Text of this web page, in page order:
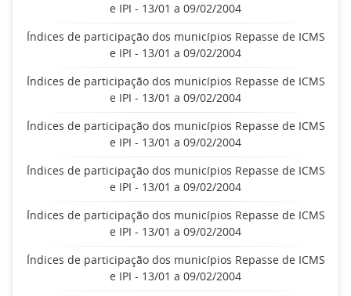
e IPI - 13/01 a 09/02/2004
Índices de participação dos municípios Repasse de ICMS
e IPI - 13/01 a 09/02/2004
Índices de participação dos municípios Repasse de ICMS
e IPI - 13/01 a 09/02/2004
Índices de participação dos municípios Repasse de ICMS
e IPI - 13/01 a 09/02/2004
Índices de participação dos municípios Repasse de ICMS
e IPI - 13/01 a 09/02/2004
Índices de participação dos municípios Repasse de ICMS
e IPI - 13/01 a 09/02/2004
Índices de participação dos municípios Repasse de ICMS
e IPI - 13/01 a 09/02/2004